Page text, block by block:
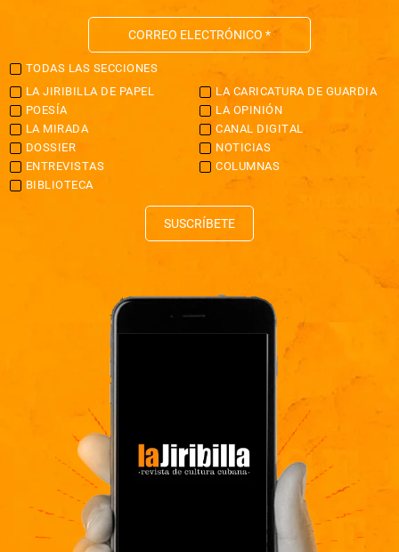
TODAS LAS SECCIONES
LA JIRIBILLA DE PAPEL
LA CARICATURA DE GUARDIA
POESÍA
LA OPINIÓN
LA MIRADA
CANAL DIGITAL
DOSSIER
NOTICIAS
ENTREVISTAS
COLUMNAS
BIBLIOTECA
SUSCRÍBETE